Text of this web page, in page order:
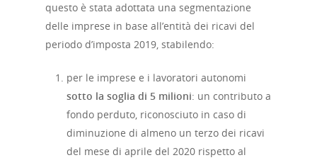
questo è stata adottata una segmentazione
delle imprese in base all’entità dei ricavi del
periodo d’imposta 2019, stabilendo:
per le imprese e i lavoratori autonomi
sotto la soglia di 5 milioni: un contributo a
fondo perduto, riconosciuto in caso di
diminuzione di almeno un terzo dei ricavi
del mese di aprile del 2020 rispetto al
Home